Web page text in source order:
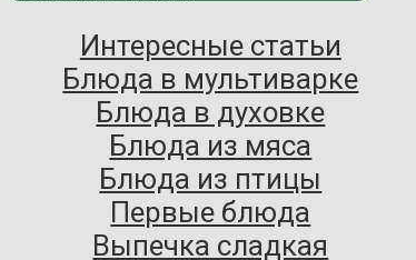
Интересные статьи
Блюда в мультиварке
Блюда в духовке
Блюда из мяса
Блюда из птицы
Первые блюда
Выпечка сладкая